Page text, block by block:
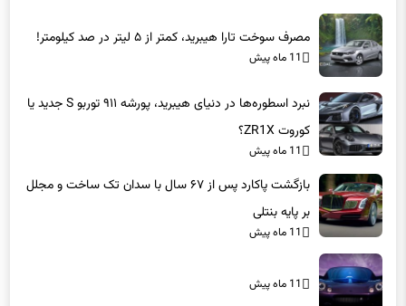
مصرف سوخت تارا هیبرید، کمتر از ۵ لیتر در صد کیلومتر!
11 ماه پیش
نبرد اسطوره‌ها در دنیای هیبرید، پورشه ۹۱۱ توربو S جدید یا
کوروت ZR1X؟
11 ماه پیش
بازگشت پاکارد پس از ۶۷ سال با سدان تک ساخت و مجلل
بر پایه بنتلی
11 ماه پیش
11 ماه پیش